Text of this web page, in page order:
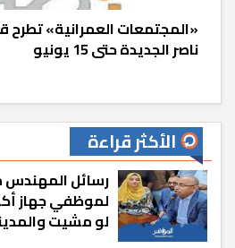
«المجتمعات العمرانية»
ناصر الجديدة حتى 15 يونيو
الأكثر قراءة
رسائل
لموظفي جهاز
لو مشيت